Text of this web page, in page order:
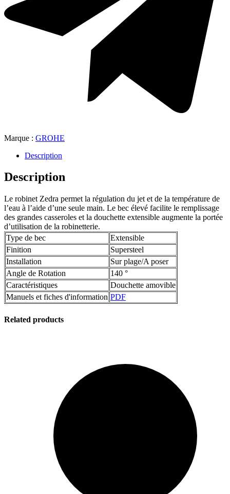
Marque : GROHE
Description
Description
Le robinet Zedra permet la régulation du jet et de la température de
l’eau à l’aide d’une seule main. Le bec élevé facilite le remplissage
des grandes casseroles et la douchette extensible augmente la portée
d’utilisation de la robinetterie.
Type de bec
Extensible
Finition
Supersteel
Installation
Sur plage/A poser
Angle de Rotation
140 °
Caractéristiques
Douchette amovible
Manuels et fiches d'information PDF
Related products